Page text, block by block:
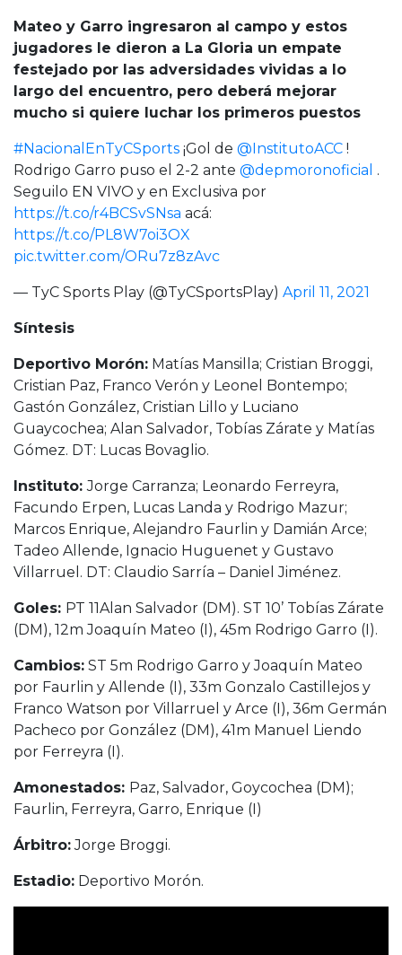
Mateo y Garro ingresaron al campo y estos
jugadores le dieron a La Gloria un empate
festejado por las adversidades vividas a lo
largo del encuentro, pero deberá mejorar
mucho si quiere luchar los primeros puestos
#NacionalEnTyCSports ¡Gol de @InstitutoACC !
Rodrigo Garro puso el 2-2 ante @depmoronoficial .
Seguilo EN VIVO y en Exclusiva por
https://t.co/r4BCSvSNsa acá:
https://t.co/PL8W7oi3OX
pic.twitter.com/ORu7z8zAvc
— TyC Sports Play (@TyCSportsPlay) April 11, 2021
Síntesis
Deportivo Morón: Matías Mansilla; Cristian Broggi,
Cristian Paz, Franco Verón y Leonel Bontempo;
Gastón González, Cristian Lillo y Luciano
Guaycochea; Alan Salvador, Tobías Zárate y Matías
Gómez. DT: Lucas Bovaglio.
Instituto:Jorge Carranza; Leonardo Ferreyra,
Facundo Erpen, Lucas Landa y Rodrigo Mazur;
Marcos Enrique, Alejandro Faurlin y Damián Arce;
Tadeo Allende, Ignacio Huguenet y Gustavo
Villarruel. DT: Claudio Sarría – Daniel Jiménez.
Goles: PT 11Alan Salvador (DM). ST 10’ Tobías Zárate
(DM), 12m Joaquín Mateo (I), 45m Rodrigo Garro (I).
Cambios: ST 5m Rodrigo Garro y Joaquín Mateo
por Faurlin y Allende (I), 33m Gonzalo Castillejos y
Franco Watson por Villarruel y Arce (I), 36m Germán
Pacheco por González (DM), 41m Manuel Liendo
por Ferreyra (I).
Amonestados: Paz, Salvador, Goycochea (DM);
Faurlin, Ferreyra, Garro, Enrique (I)
Árbitro:Jorge Broggi.
Estadio: Deportivo Morón.